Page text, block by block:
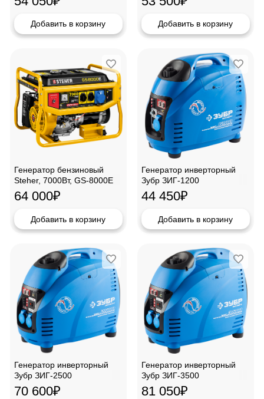
Добавить в корзину Добавить в корзину
Генератор бензиновый
Steher, 7000Вт, GS-8000E
64 000₽
Добавить в корзину
Генератор инверторный
Зубр ЗИГ-1200
44 450₽
Добавить в корзину
Генератор инверторный
Зубр ЗИГ-2500
70 600₽
Генератор инверторный
Зубр ЗИГ-3500
81 050₽